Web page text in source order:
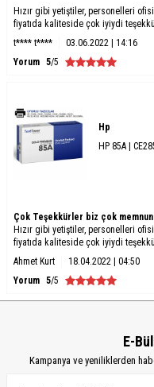
Hızır gibi yetiştiler, personelleri
fiyatıda kaliteside çok iyiydi
t**** t****
03.06.2022 | 14:16
Yorum 5/5
Hp
HP 85A |
Çok Teşekkürler biz çok memnun
Hızır gibi yetiştiler, personelleri
fiyatıda kaliteside çok iyiydi
Ahmet Kurt
18.04.2022 | 04:50
Yorum 5/5
E-
Kampanya ve yeniliklerden